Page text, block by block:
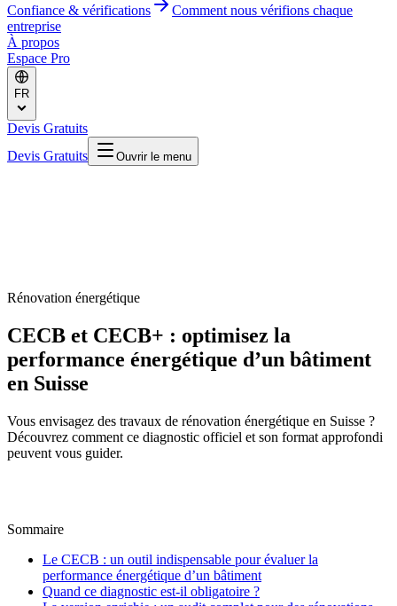
Confiance & vérifications
Comment nous vérifions chaque
entreprise
À propos
Espace Pro
FR
Devis Gratuits
Devis Gratuits
Ouvrir le menu
d’un bâtiment en Suisse
Rénovation énergétique
CECB et CECB+ : optimisez la
performance énergétique d’un bâtiment
en Suisse
Vous envisagez des travaux de rénovation énergétique en Suisse ?
Découvrez comment ce diagnostic officiel et son format approfondi
peuvent vous guider.
Sommaire
Le CECB : un outil indispensable pour évaluer la
performance énergétique d’un bâtiment
Quand ce diagnostic est-il obligatoire ?